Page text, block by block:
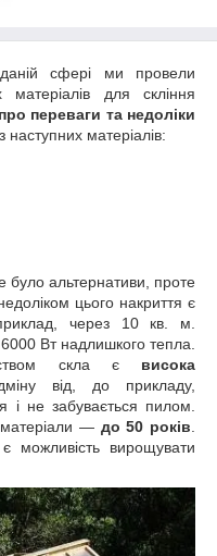
сфері ми провели
матеріалів для скління
про переваги та недоліки
наступних матеріалів:
було альтернативи, проте
цього накриття є
через 10 кв. м.
Вт надлишкого тепла.
скла є висока
від, до прикладу,
і не забувається пилом.
― до 50 років
можливість вирощувати